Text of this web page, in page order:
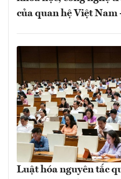
của quan hệ Việt
Luật hóa nguyên tắc